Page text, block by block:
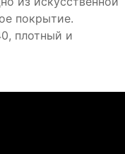
покрытие.
плотный и